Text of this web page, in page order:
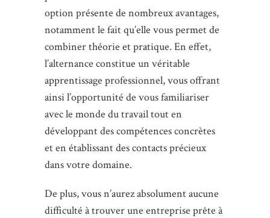
option présente de nombreux avantages,
notamment le fait qu’elle vous permet de
combiner théorie et pratique. En effet,
l’alternance constitue un véritable
apprentissage professionnel, vous offrant
ainsi l’opportunité de vous familiariser
avec le monde du travail tout en
développant des compétences concrètes
et en établissant des contacts précieux
dans votre domaine.
De plus, vous n’aurez absolument aucune
difficulté à trouver une entreprise prête à